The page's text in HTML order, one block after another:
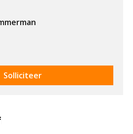
Solliciteer